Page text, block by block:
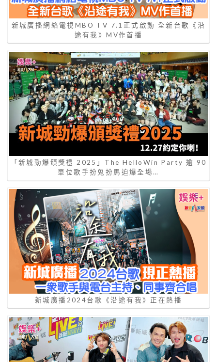
新城廣播網絡電視MBO TV 7.1正式啟動 全新台歌《沿
途有我》MV作首播
「新城勁爆頒獎禮 2025」The HelloWin Party 逾 90
單位歌手扮鬼扮馬迫爆全場…
新城廣播2024台歌《沿途有我》正在熱播